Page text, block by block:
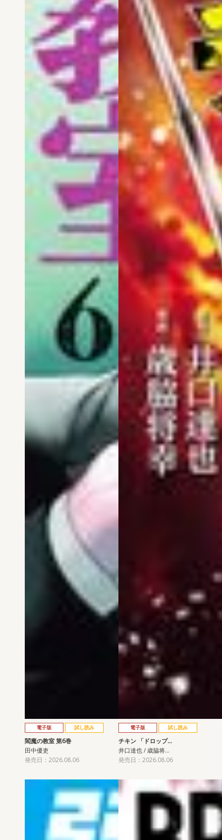
電子版 試し読み
閻魔の教室 第6巻
田中優吏
発売日：2026.08.06
電子版 試し読み
チキン 「ドロップ…
井口達也 / 歳脇将…
発売日：2026.08.06